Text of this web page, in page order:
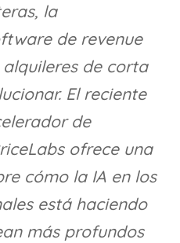
la
de revenue
de corta
El reciente
de
ofrece una
cómo la IA en los
está haciendo
más profundos